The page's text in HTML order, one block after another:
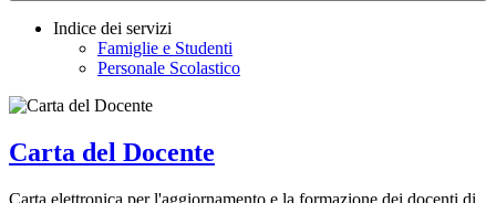
Indice dei servizi
Famiglie e Studenti
Personale Scolastico
Carta del Docente
Carta elettronica per l'aggiornamento e la formazione dei docenti di